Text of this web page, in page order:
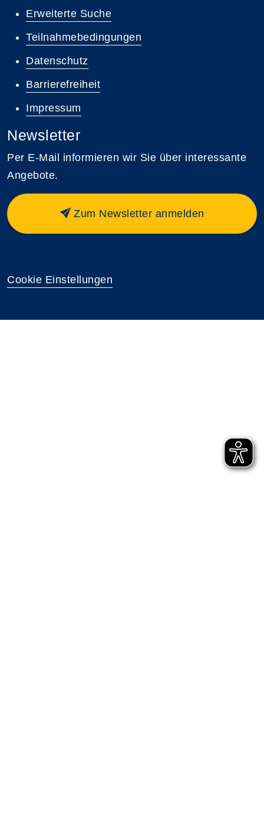
Erweiterte Suche
Teilnahmebedingungen
Datenschutz
Barrierefreiheit
Impressum
Newsletter
Per E-Mail informieren wir Sie über interessante
Angebote.
Zum Newsletter anmelden
Cookie Einstellungen